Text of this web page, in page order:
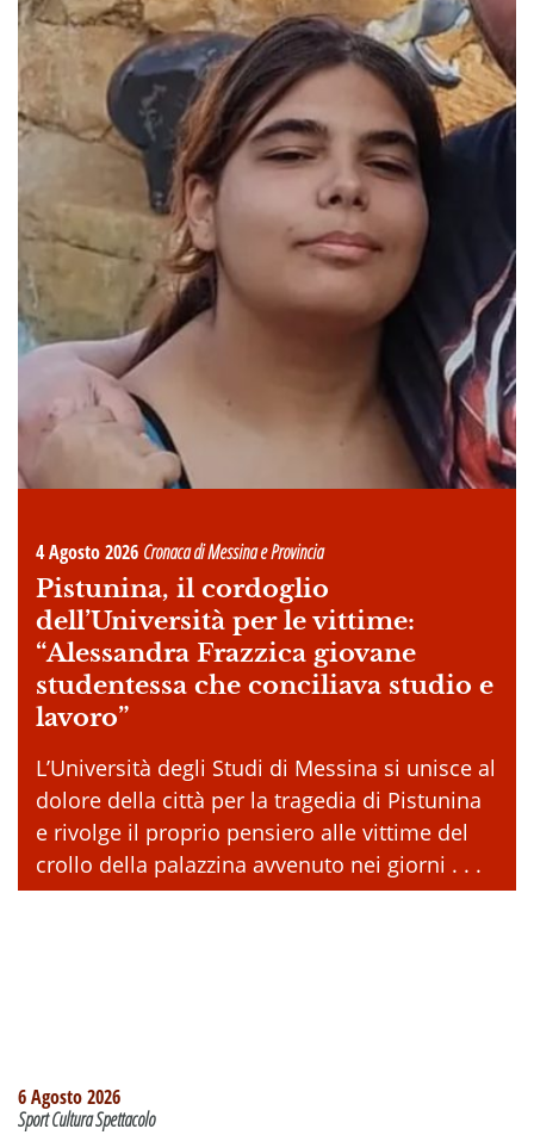
4 Agosto 2026 Cronaca di Messina e Provincia
Pistunina, il cordoglio
dell’Università per le vittime:
“Alessandra Frazzica giovane
studentessa che conciliava studio e
lavoro”
L’Università degli Studi di Messina si unisce al
dolore della città per la tragedia di Pistunina
e rivolge il proprio pensiero alle vittime del
crollo della palazzina avvenuto nei giorni . . .
6 Agosto 2026
Sport Cultura Spettacolo